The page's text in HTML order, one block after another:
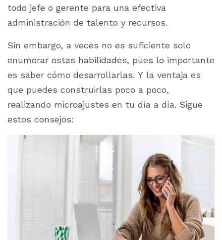
todo jefe o gerente para una efectiva
administración de talento y recursos.
Sin embargo, a veces no es suficiente solo
enumerar estas habilidades, pues lo importante
es saber cómo desarrollarlas. Y la ventaja es
que puedes construirlas poco a poco,
realizando microajustes en tu día a día. Sigue
estos consejos: